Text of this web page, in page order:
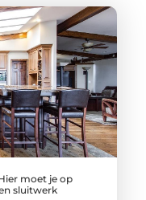
moet je op
sluitwerk